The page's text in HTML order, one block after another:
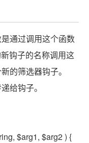
通过调用这个函数
钩子的名称调用这
的筛选器钩子。
给钩子。
$arg1, $arg2 ) {